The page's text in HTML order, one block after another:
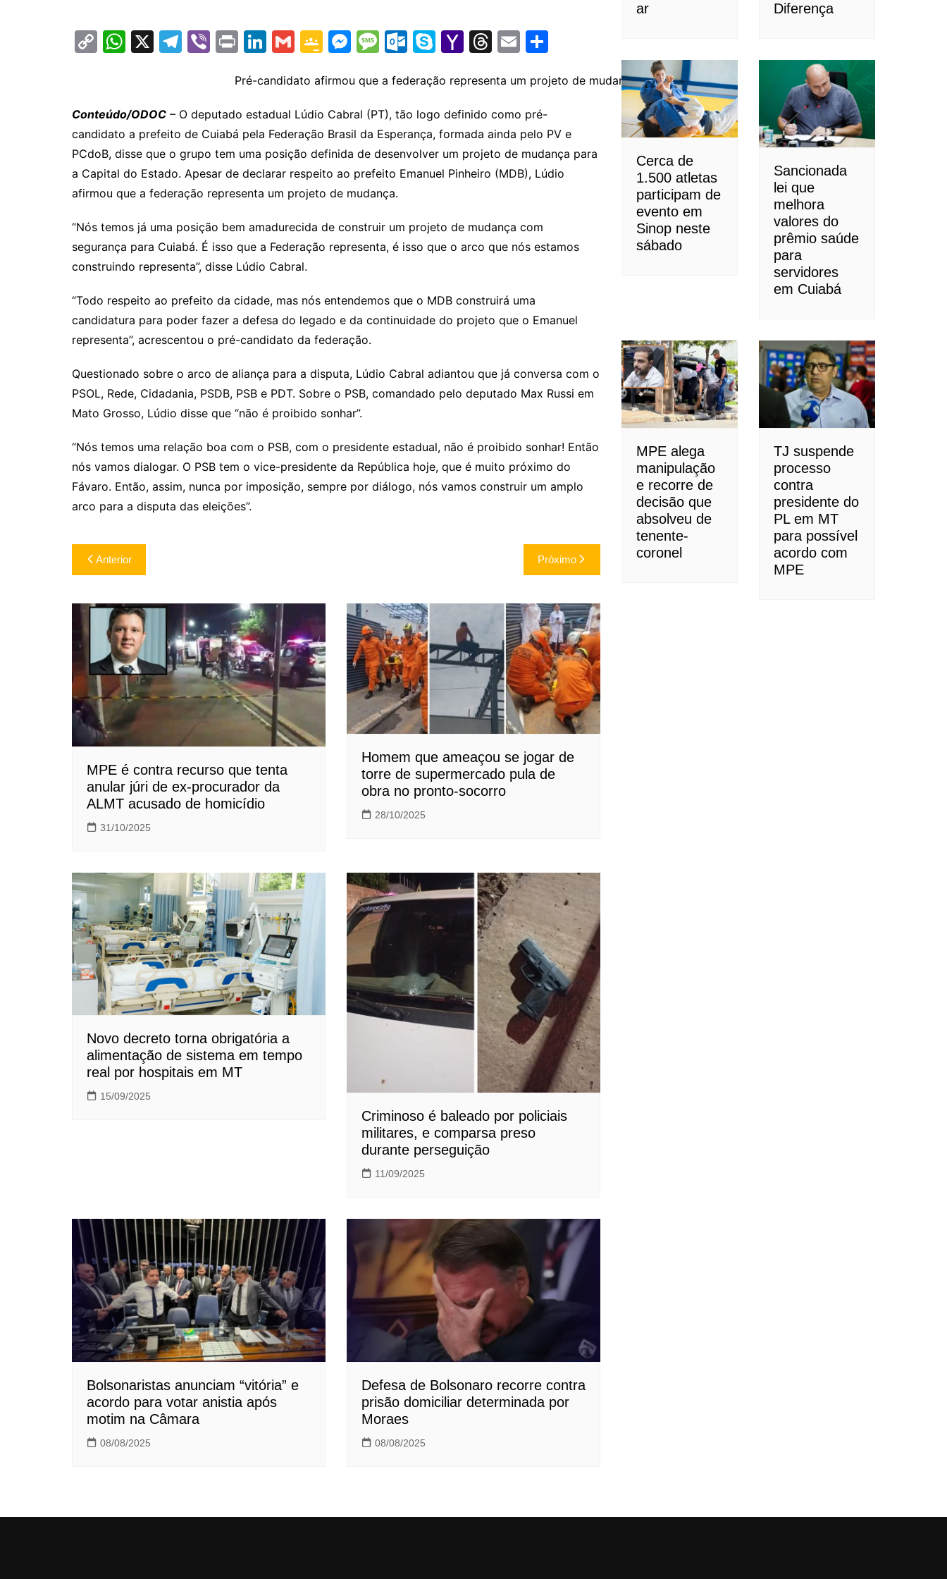
C
y
Li
n
k
W
s
A
p
p
X
T
gr
a
m
Vi Pr
t
Li
k
e
dI
n
G
ai
l
G
o
gl
e
Cl
a
s
sr
o
m
M
s
s
e
n
g
er
M
s
s
a
g
e
O
lo
o
k.
c
o
S
y
p
e
Y
h
o
o
M
ai
T
e
a
d
s
E
ai
l
ar
Pré-candidato afirmou que a federação representa um projeto de mudança
Conteúdo/ODOC – O deputado estadual Lúdio Cabral (PT), tão logo definido como pré-
candidato a prefeito de Cuiabá pela Federação Brasil da Esperança, formada ainda pelo PV e
PCdoB, disse que o grupo tem uma posição definida de desenvolver um projeto de mudança para
a Capital do Estado. Apesar de declarar respeito ao prefeito Emanuel Pinheiro (MDB), Lúdio
afirmou que a federação representa um projeto de mudança.
“Nós temos já uma posição bem amadurecida de construir um projeto de mudança com
segurança para Cuiabá. É isso que a Federação representa, é isso que o arco que nós estamos
construindo representa”, disse Lúdio Cabral.
“Todo respeito ao prefeito da cidade, mas nós entendemos que o MDB construirá uma
candidatura para poder fazer a defesa do legado e da continuidade do projeto que o Emanuel
representa”, acrescentou o pré-candidato da federação.
Questionado sobre o arco de aliança para a disputa, Lúdio Cabral adiantou que já conversa com o
PSOL, Rede, Cidadania, PSDB, PSB e PDT. Sobre o PSB, comandado pelo deputado Max Russi em
Mato Grosso, Lúdio disse que “não é proibido sonhar”.
“Nós temos uma relação boa com o PSB, com o presidente estadual, não é proibido sonhar! Então
nós vamos dialogar. O PSB tem o vice-presidente da República hoje, que é muito próximo do
Fávaro. Então, assim, nunca por imposição, sempre por diálogo, nós vamos construir um amplo
arco para a disputa das eleições”.
Navegação
de
Post
Anterior Próximo
MPE é contra recurso que tenta
anular júri de ex-procurador da
ALMT acusado de homicídio
31/10/2025
Homem que ameaçou se jogar de
torre de supermercado pula de
obra no pronto-socorro
28/10/2025
Novo decreto torna obrigatória a
alimentação de sistema em tempo
real por hospitais em MT
15/09/2025
Criminoso é baleado por policiais
militares, e comparsa preso
durante perseguição
11/09/2025
Bolsonaristas anunciam “vitória” e
acordo para votar anistia após
motim na Câmara
08/08/2025
Defesa de Bolsonaro recorre contra
prisão domiciliar determinada por
Moraes
08/08/2025
ar Diferença
Cerca de
1.500 atletas
participam de
evento em
Sinop neste
sábado
Sancionada
lei que
melhora
valores do
prêmio saúde
para
servidores
em Cuiabá
MPE alega
manipulação
e recorre de
decisão que
absolveu de
tenente-
coronel
TJ suspende
processo
contra
presidente do
PL em MT
para possível
acordo com
MPE